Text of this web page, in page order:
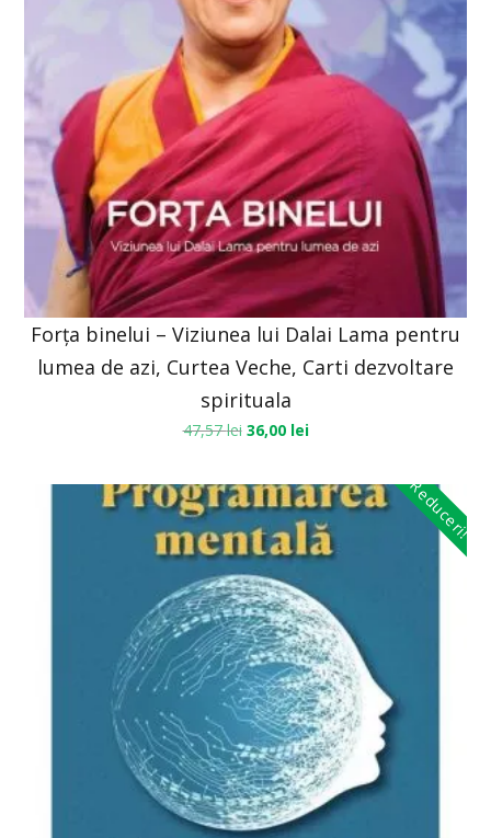
Forța binelui – Viziunea lui Dalai Lama pentru
lumea de azi, Curtea Veche, Carti dezvoltare
spirituala
47,57lei 36,00 lei
Reduceri!